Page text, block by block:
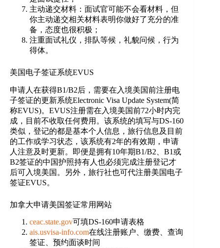
主动递交材料：面试官可能不会看材料，但
你主动递交相关材料表明你做好了充分的准
备，态度也很积极；
注重面试礼仪，排队等候，礼貌问候，行为
得体。
美国电子签证系统EVUS
申请人在获得B1/B2后，需要在入境美国前注册电
子签证的更新系统Electronic Visa Update System(简
称EVUS)。EVUS注册需在入境美国前72小时内完
成，目前不收取任何费用。该系统的填写与DS-160
类似，登记的都是基本个人信息，旅行信息及目前
的工作或学习状态，该系统有2年的有效期，申请
人注意及时更新。即便是拥有10年期B1/B2、B1或
B2签证的中国护照持有人也必须完成注册登记才
后可入境美国。另外，旅行社也可代注册美国电子
签证EVUS。
加拿大申请美国签证常用网站
ceac.state.gov可填DS-160申请表格
ais.usvisa-info.com在线注册账户、缴费、查询
签证、预约面谈时间